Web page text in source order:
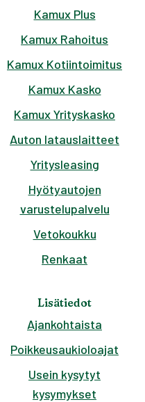
Kamux Plus
Kamux Rahoitus
Kamux Kotiintoimitus
Kamux Kasko
Kamux Yrityskasko
Auton latauslaitteet
Yritysleasing
Hyötyautojen
varustelupalvelu
Vetokoukku
Renkaat
Lisätiedot
Ajankohtaista
Poikkeusaukioloajat
Usein kysytyt
kysymykset